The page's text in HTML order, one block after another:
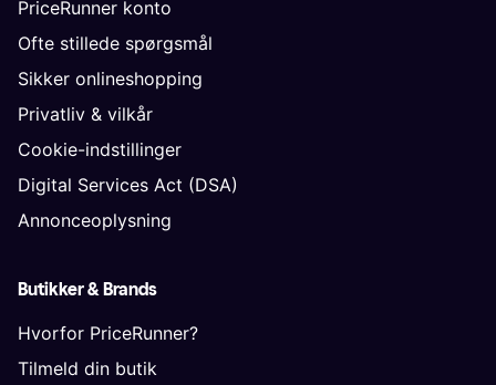
PriceRunner konto
Ofte stillede spørgsmål
Sikker onlineshopping
Privatliv & vilkår
Cookie-indstillinger
Digital Services Act (DSA)
Annonceoplysning
Butikker & Brands
Hvorfor PriceRunner?
Tilmeld din butik